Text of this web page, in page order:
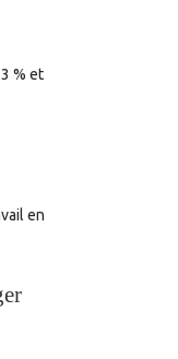
% et
en